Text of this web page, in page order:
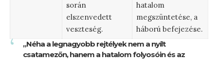
során
elszenvedett
veszteség.
hatalom
megszüntetése, a
háború befejezése.
„Néha a legnagyobb rejtélyek nem a nyílt
csatamezőn, hanem a hatalom folyosóin és az